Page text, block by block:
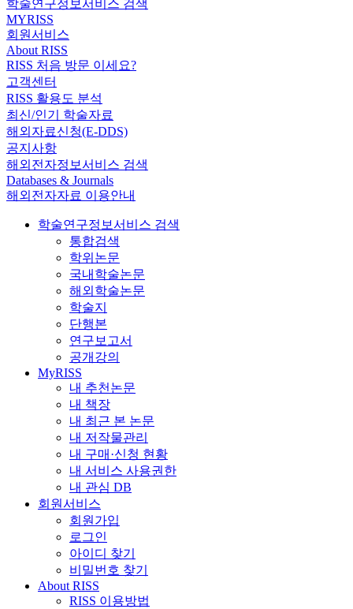
학술연구정보서비스 검색
MYRISS
회원서비스
About RISS
RISS 처음 방문 이세요?
고객센터
RISS 활용도 분석
최신/인기 학술자료
해외자료신청(E-DDS)
공지사항
해외전자정보서비스 검색
Databases & Journals
해외전자자료 이용안내
학술연구정보서비스 검색
통합검색
학위논문
국내학술논문
해외학술논문
학술지
단행본
연구보고서
공개강의
MyRISS
내 추천논문
내 책장
내 최근 본 논문
내 저작물관리
내 구매·신청 현황
내 서비스 사용권한
내 관심 DB
회원서비스
회원가입
로그인
아이디 찾기
비밀번호 찾기
About RISS
RISS 이용방법